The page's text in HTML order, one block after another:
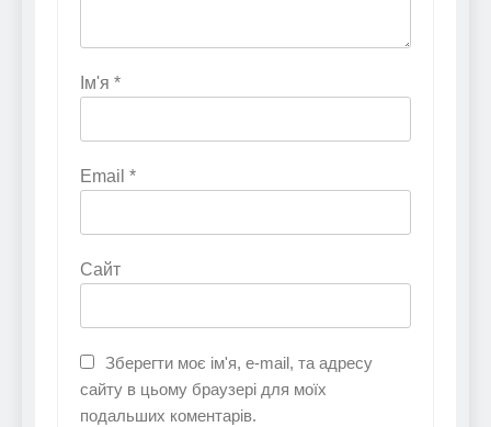
Ім'я *
Email *
Сайт
Зберегти моє ім'я, e-mail, та адресу
сайту в цьому браузері для моїх
подальших коментарів.